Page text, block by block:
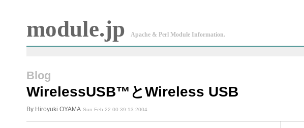
module.jp Apache & Perl Module Information.
Blog
WirelessUSB™とWireless USB
By Hiroyuki OYAMA Sun Feb 22 00:39:13 2004